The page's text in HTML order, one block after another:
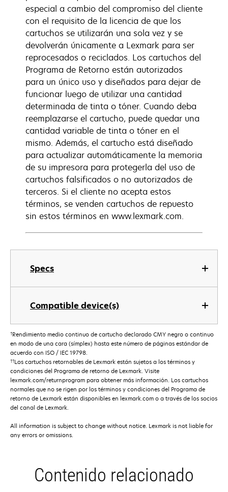
Specs
Compatible device(s)
especial a cambio del compromiso del cliente
con el requisito de la licencia de que los
cartuchos se utilizarán una sola vez y se
devolverán únicamente a Lexmark para ser
reprocesados o reciclados. Los cartuchos del
Programa de Retorno están autorizados
para un único uso y diseñados para dejar de
funcionar luego de utilizar una cantidad
determinada de tinta o tóner. Cuando deba
reemplazarse el cartucho, puede quedar una
cantidad variable de tinta o tóner en el
mismo. Además, el cartucho está diseñado
para actualizar automáticamente la memoria
de su impresora para protegerla del uso de
cartuchos falsificados o no autorizados de
terceros. Si el cliente no acepta estos
términos, se venden cartuchos de repuesto
sin estos términos en www.lexmark.com.
†Rendimiento medio continuo de cartucho declarado CMY negro o continuo
en modo de una cara (símplex) hasta este número de páginas estándar de
acuerdo con ISO / IEC 19798.
††Los cartuchos retornables de Lexmark están sujetos a los términos y
condiciones del Programa de retorno de Lexmark. Visite
lexmark.com/returnprogram para obtener más información. Los cartuchos
normales que no se rigen por los términos y condiciones del Programa de
retorno de Lexmark están disponibles en lexmark.com o a través de los socios
del canal de Lexmark.
All information is subject to change without notice. Lexmark is not liable for
any errors or omissions.
Contenido relacionado